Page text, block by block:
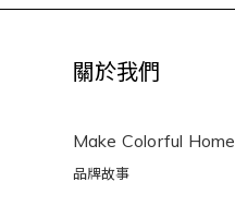
關於我們
Make Colorful Home
品牌故事